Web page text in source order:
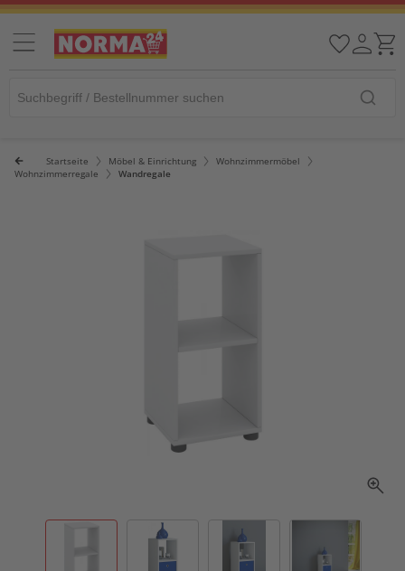
Startseite Möbel & Einrichtung
Wohnzimmermöbel
Wohnzimmerregale
Wandregale